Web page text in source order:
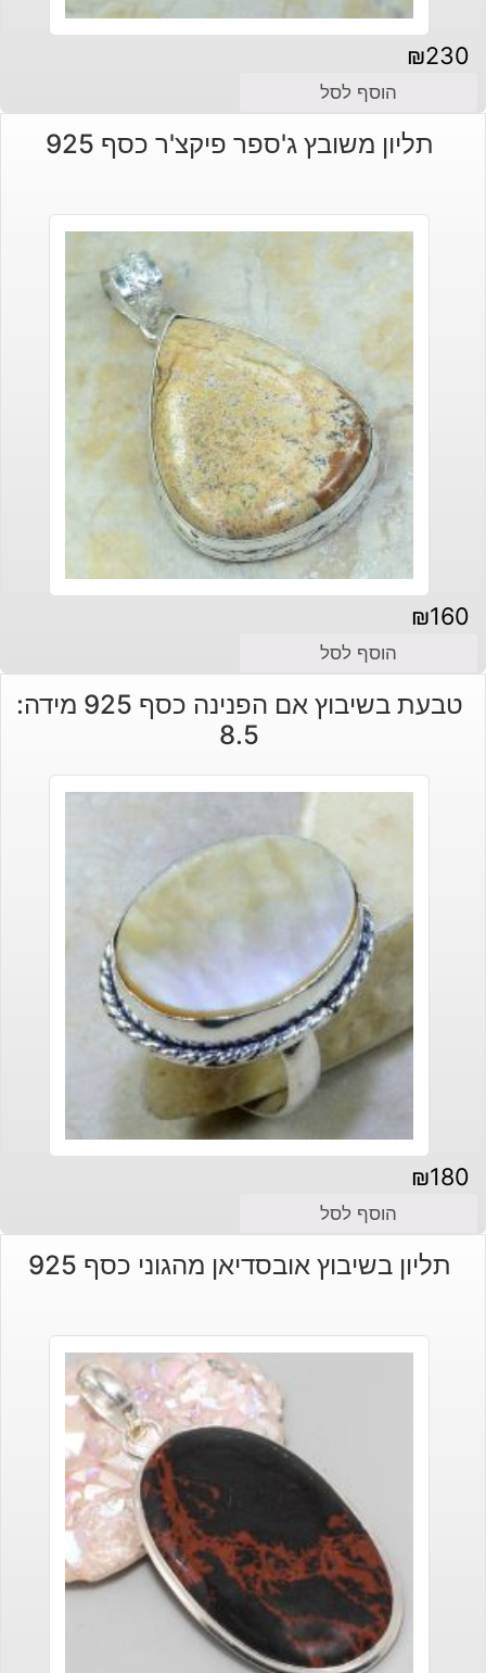
₪230
הוסף לסל
תליון משובץ ג'ספר פיקצ'ר כסף 925
₪160
הוסף לסל
טבעת בשיבוץ אם הפנינה כסף 925 מידה:
8.5
₪180
הוסף לסל
תליון בשיבוץ אובסדיאן מהגוני כסף 925